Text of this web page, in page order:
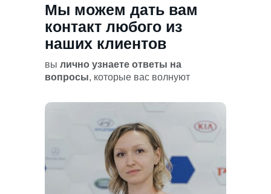
Мы можем дать вам
контакт любого из
наших клиентов
вы лично узнаете ответы на
вопросы, которые вас волнуют